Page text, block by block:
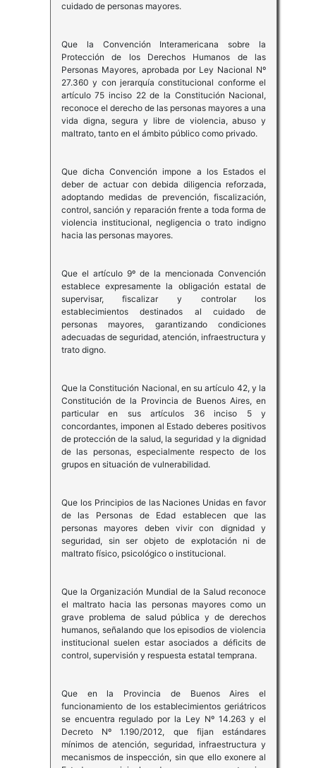
cuidado de personas mayores.
Que la Convención Interamericana sobre la
Protección de los Derechos Humanos de las
Personas Mayores, aprobada por Ley Nacional Nº
27.360 y con jerarquía constitucional conforme el
artículo 75 inciso 22 de la Constitución Nacional,
reconoce el derecho de las personas mayores a una
vida digna, segura y libre de violencia, abuso y
maltrato, tanto en el ámbito público como privado.
Que dicha Convención impone a los Estados el
deber de actuar con debida diligencia reforzada,
adoptando medidas de prevención, fiscalización,
control, sanción y reparación frente a toda forma de
violencia institucional, negligencia o trato indigno
hacia las personas mayores.
Que el artículo 9º de la mencionada Convención
establece expresamente la obligación estatal de
supervisar, fiscalizar y controlar los
establecimientos destinados al cuidado de
personas mayores, garantizando condiciones
adecuadas de seguridad, atención, infraestructura y
trato digno.
Que la Constitución Nacional, en su artículo 42, y la
Constitución de la Provincia de Buenos Aires, en
particular en sus artículos 36 inciso 5 y
concordantes, imponen al Estado deberes positivos
de protección de la salud, la seguridad y la dignidad
de las personas, especialmente respecto de los
grupos en situación de vulnerabilidad.
Que los Principios de las Naciones Unidas en favor
de las Personas de Edad establecen que las
personas mayores deben vivir con dignidad y
seguridad, sin ser objeto de explotación ni de
maltrato físico, psicológico o institucional.
Que la Organización Mundial de la Salud reconoce
el maltrato hacia las personas mayores como un
grave problema de salud pública y de derechos
humanos, señalando que los episodios de violencia
institucional suelen estar asociados a déficits de
control, supervisión y respuesta estatal temprana.
Que en la Provincia de Buenos Aires el
funcionamiento de los establecimientos geriátricos
se encuentra regulado por la Ley Nº 14.263 y el
Decreto Nº 1.190/2012, que fijan estándares
mínimos de atención, seguridad, infraestructura y
mecanismos de inspección, sin que ello exonere al